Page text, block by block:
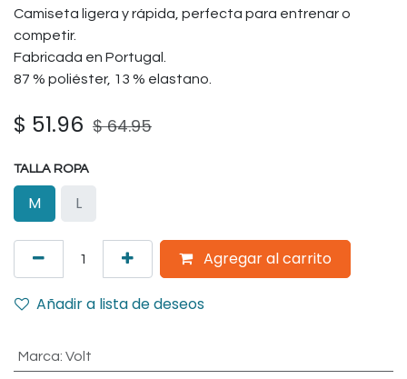
Camiseta ligera y rápida, perfecta para entrenar o
competir.
Fabricada en Portugal.
87 % poliéster, 13 % elastano.
$ 51.96 $64.95
TALLA ROPA
M L
Agregar al carrito
Añadir a lista de deseos
Marca: Volt